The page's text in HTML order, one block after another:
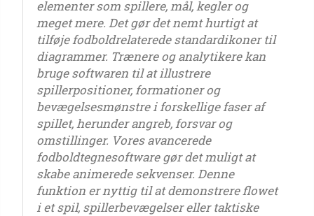
elementer som spillere, mål, kegler og
meget mere. Det gør det nemt hurtigt at
tilføje fodboldrelaterede standardikoner til
diagrammer. Trænere og analytikere kan
bruge softwaren til at illustrere
spillerpositioner, formationer og
bevægelsesmønstre i forskellige faser af
spillet, herunder angreb, forsvar og
omstillinger. Vores avancerede
fodboldtegnesoftware gør det muligt at
skabe animerede sekvenser. Denne
funktion er nyttig til at demonstrere flowet
i et spil, spillerbevægelser eller taktiske